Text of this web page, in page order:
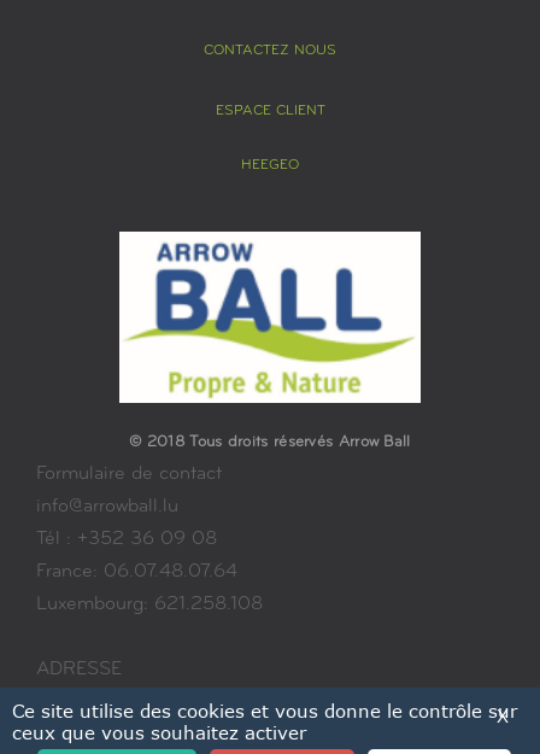
CONTACTEZ NOUS
ESPACE CLIENT
HEEGEO
© 2018 Tous droits réservés Arrow Ball
Formulaire de contact
info@arrowball.lu
Tél : +352 36 09 08
France: 06.07.48.07.64
Luxembourg: 621.258.108
ADRESSE
103 RUE LUXEMBOURG
3515 DUDELANGE
X
Ce site utilise des cookies et vous donne le contrôle sur
ceux que vous souhaitez activer